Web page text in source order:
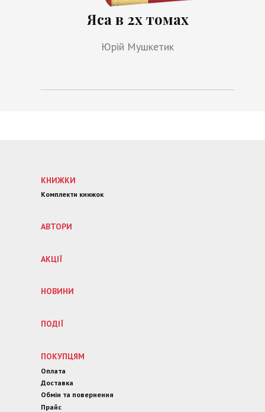
Яса в 2х томах
Юрій Мушкетик
КНИЖКИ
Комплекти книжок
АВТОРИ
АКЦІЇ
НОВИНИ
ПОДІЇ
ПОКУПЦЯМ
Оплата
Доставка
Обмін та повернення
Прайс